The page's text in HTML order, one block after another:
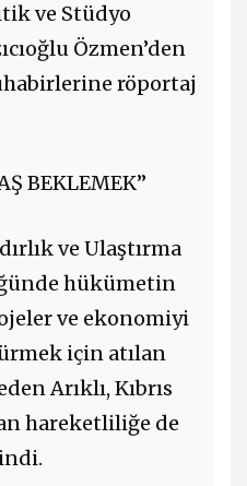
ve Stüdyo
Özmen’den
röportaj
BEKLEMEK”
ve Ulaştırma
hükümetin
ve ekonomiyi
için atılan
Arıklı, Kıbrıs
hareketliliğe de